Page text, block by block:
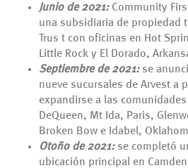
Junio ​​de 2021:Community
una subsidiaria de propiedad
Trus t con oficinas en Hot
Little Rock y El Dorado,
Septiembre de 2021:se
nueve sucursales de Arvest a
expandirse a las
DeQueen, Mt Ida, Paris,
Broken Bow e Idabel,
Otoño de 2021:se completó
ubicación principal en